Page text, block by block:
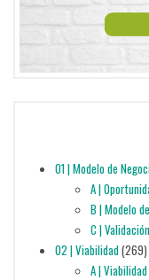
01 | Modelo de
A |
B | Modelo
C |
02 | Viabilidad(269)
A |